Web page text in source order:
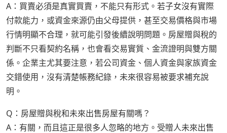
A：買賣必須是真實買賣，不能只有形式。若子女沒有實際
付款能力，或資金來源仍由父母提供，甚至交易價格與市場
行情明顯不合理，就可能引發後續說明問題。房屋贈與稅的
判斷不只看契約名稱，也會看交易實質、金流證明與雙方關
係。企業主尤其要注意，若公司資金、個人資金與家族資金
交錯使用，沒有清楚帳務紀錄，未來很容易被要求補充說
明。
Q：房屋贈與稅和未來出售房屋有關嗎？
A：有關，而且這正是很多人忽略的地方。受贈人未來出售